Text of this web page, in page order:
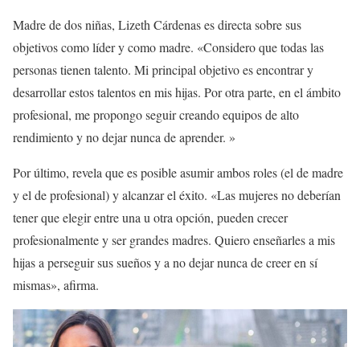
Madre de dos niñas, Lizeth Cárdenas es directa sobre sus
objetivos como líder y como madre. «Considero que todas las
personas tienen talento. Mi principal objetivo es encontrar y
desarrollar estos talentos en mis hijas. Por otra parte, en el ámbito
profesional, me propongo seguir creando equipos de alto
rendimiento y no dejar nunca de aprender. »
Por último, revela que es posible asumir ambos roles (el de madre
y el de profesional) y alcanzar el éxito. «Las mujeres no deberían
tener que elegir entre una u otra opción, pueden crecer
profesionalmente y ser grandes madres. Quiero enseñarles a mis
hijas a perseguir sus sueños y a no dejar nunca de creer en sí
mismas», afirma.